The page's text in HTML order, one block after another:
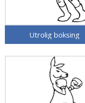
Utrolig boksing